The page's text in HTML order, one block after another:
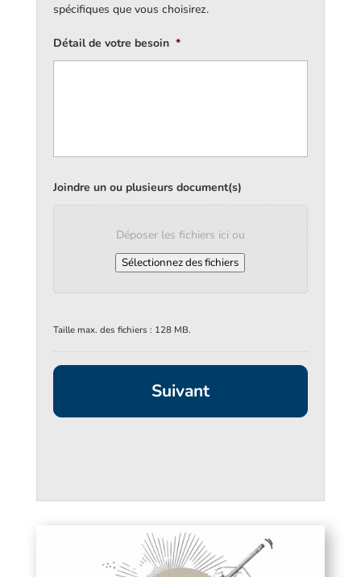
spécifiques que vous choisirez.
Détail de votre besoin *
Joindre un ou plusieurs document(s)
Déposer les fichiers ici ou
Sélectionnez des fichiers
Taille max. des fichiers : 128 MB.